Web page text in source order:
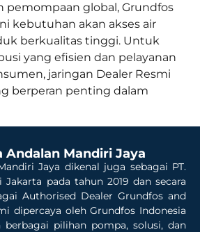
pemompaan global, Grundfos
kebutuhan akan akses air
berkualitas tinggi. Untuk
yang efisien dan pelayanan
jaringan Dealer Resmi
berperan penting dalam
Andalan Mandiri Jaya
Jaya dikenal juga sebagai PT.
Jakarta pada tahun 2019 dan secara
Authorised Dealer Grundfos and
dipercaya oleh Grundfos Indonesia
berbagai pilihan pompa, solusi, dan